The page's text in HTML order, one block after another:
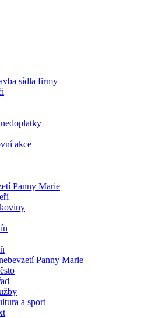
sídla firmy
akce
Panny Marie
Panny Marie
a sport